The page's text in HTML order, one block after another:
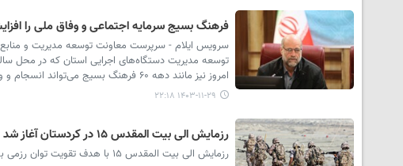
فرهنگ بسیج سرمایه اجتماعی و وفاق ملی را
سرویس ایلام - سرپرست معاونت توسعه مدیریت و
امروز نیز مانند دهه ۶۰ فرهنگ بسیج می‌تواند انسجام و وفاق ملی، سرمایه اجتماعی و مشروعیت ما را افزایش داده و باعث پیوند مردم و نظام شود.
۱۴۰۳-۱۱-۲۹ ۲۲:۱۸
رزمایش الی بیت المقدس ۱۵ در کردستان آغاز شد
رزمایش الی بیت المقدس ۱۵ با هدف تقویت توان رزمی بسیج و به یاد شهید محمدرضا زاهدی در کردستان آغاز شد.